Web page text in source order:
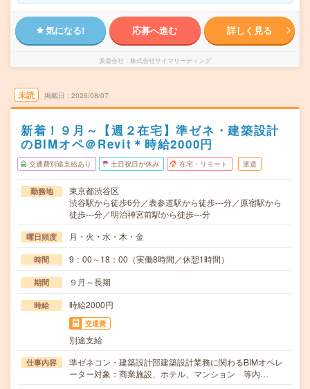
気になる! 応募へ進む 詳しく見る
派遣会社 株式会社サイマリーディング
未読 掲載日 2026/08/07
新着！９月～【週２在宅】準ゼネ・建築設計
のBIMオペ＠Revit＊時給2000円
交通費別途支給あり 土日祝日が休み 在宅・リモート 派遣
勤務地
東京都渋谷区
渋谷駅から徒歩6分／表参道駅から徒歩---分／原宿駅から
徒歩---分／明治神宮前駅から徒歩---分
曜日頻度 月・火・水・木・金
時間 9：00～18：00（実働8時間／休憩1時間）
期間 ９月～長期
時給 時給2000円
交通費
別途支給
仕事内容
準ゼネコン・建築設計部建築設計業務に関わるBIMオペレ
ーター対象：商業施設、ホテル、マンション 等内…